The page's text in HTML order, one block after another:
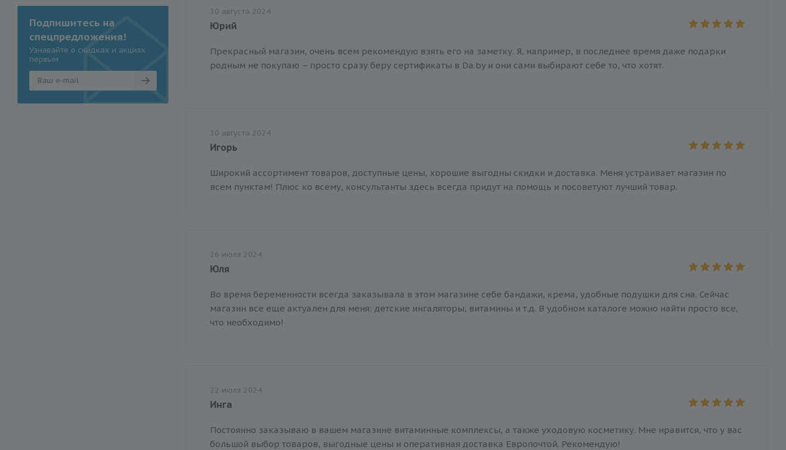
30 августа 2024
Юрий
Прекрасный магазин, очень всем рекомендую взять его на заметку. Я, например, в последнее время даже подарки
родным не покупаю – просто сразу беру сертификаты в Da.by и они сами выбирают себе то, что хотят.
30 августа 2024
Игорь
Широкий ассортимент товаров, доступные цены, хорошие выгодны скидки и доставка. Меня устраивает магазин по
всем пунктам! Плюс ко всему, консультанты здесь всегда придут на помощь и посоветуют лучший товар.
26 июля 2024
Юля
Во время беременности всегда заказывала в этом магазине себе бандажи, крема, удобные подушки для сна. Сейчас
магазин все еще актуален для меня: детские ингаляторы, витамины и т.д. В удобном каталоге можно найти просто все,
что необходимо!
22 июля 2024
Инга
Постоянно заказываю в вашем магазине витаминные комплексы, а также уходовую косметику. Мне нравится, что у вас
большой выбор товаров, выгодные цены и оперативная доставка Европочтой. Рекомендую!
Подпишитесь на
спецпредложения!
Узнавайте о скидках и акциях
первым